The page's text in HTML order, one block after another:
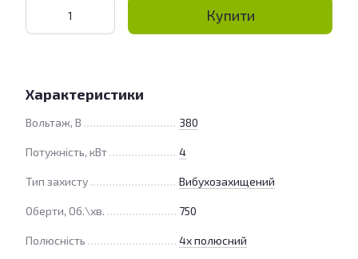
Купити
Характеристики
Вольтаж, В 380
Потужність, кВт 4
Тип захисту Вибухозахищений
Оберти, Об.\хв. 750
Полюсність 4х полюсний